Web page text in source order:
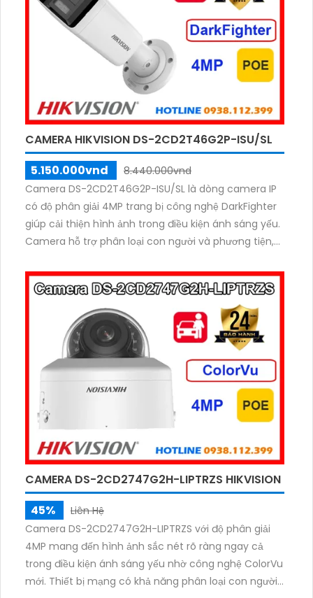
CAMERA HIKVISION DS-2CD2T46G2P-ISU/SL
5.150.000vnd
8.440.000vnd
Camera DS-2CD2T46G2P-ISU/SL là dòng camera IP
có độ phân giải 4MP trang bị công nghệ DarkFighter
giúp cải thiện hình ảnh trong điều kiện ánh sáng yếu.
Camera hỗ trợ phân loại con người và phương tiện,
cùng âm thanh hai chiều để giao tiếp từ xa. Với
chuẩn IP67, camera đảm bảo khả năng hoạt động
bền bỉ trong mọi điều kiện thời tiết.
CAMERA DS-2CD2747G2H-LIPTRZS HIKVISION
45%
Liên Hệ
Camera DS-2CD2747G2H-LIPTRZS với độ phân giải
4MP mang đến hình ảnh sắc nét rõ ràng ngay cả
trong điều kiện ánh sáng yếu nhờ công nghệ ColorVu
mới. Thiết bị mạng có khả năng phân loại con người